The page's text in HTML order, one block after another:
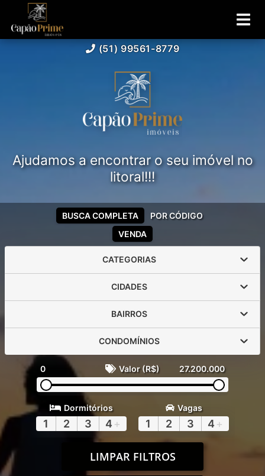
(51) 99561-8779
Ajudamos a encontrar o seu imóvel no
litoral!!!
VENDA
BUSCA COMPLETA POR CÓDIGO
CATEGORIAS
CIDADES
BAIRROS
CONDOMÍNIOS
0 Valor (R$) 27.200.000
Dormitórios
1 2 3 4 +
Vagas
1 2 3 4 +
LIMPAR FILTROS